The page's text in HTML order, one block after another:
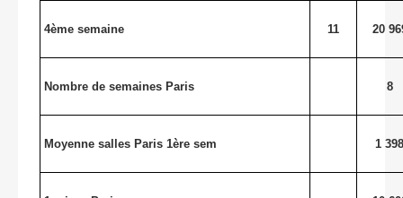
4ème semaine 11 20
Nombre de semaines Paris 8
Moyenne salles Paris 1ère sem 1